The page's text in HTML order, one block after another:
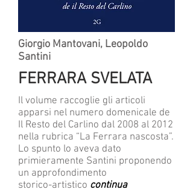
Giorgio Mantovani, Leopoldo
Santini
FERRARA SVELATA
Il volume raccoglie gli articoli
apparsi nel numero domenicale de
Il Resto del Carlino dal 2008 al 2012
nella rubrica “La Ferrara nascosta”.
Lo spunto lo aveva dato
primieramente Santini proponendo
un approfondimento
storico-artistico continua